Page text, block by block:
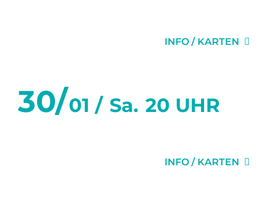
INFO / KARTEN
30/01 / Sa. 20 UHR
INFO / KARTEN